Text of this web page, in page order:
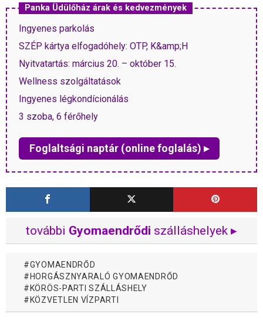
Panka Üdülőház árak és kedvezmények
Ingyenes parkolás
SZÉP kártya elfogadóhely: OTP, K&amp;H
Nyitvatartás: március 20. – október 15.
Wellness szolgáltatások
Ingyenes légkondícionálás
3 szoba, 6 férőhely
Foglaltsági naptár (online foglalás) ▸
további Gyomaendrődi szálláshelyek ▸
GYOMAENDRŐD
HORGÁSZNYARALÓ GYOMAENDRŐD
KÖRÖS-PARTI SZÁLLÁSHELY
KÖZVETLEN VÍZPARTI